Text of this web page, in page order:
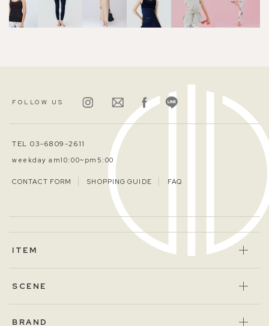
FOLLOW US
TEL 03-6809-2611
weekday am10:00~pm5:00
CONTACT FORM SHOPPING GUIDE FAQ
ITEM
SCENE
BRAND